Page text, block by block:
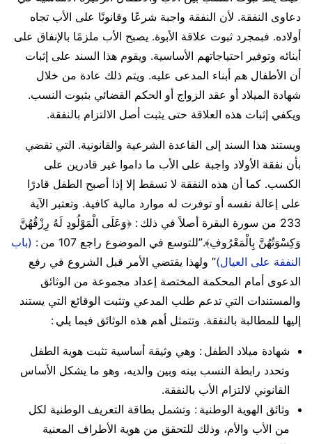
دعاوى النفقة. لأن النفقة واجبة شرعًا وقانونًا على الأب تجاه
أولاده. فبمجرد ثبوت علاقة الأبوة. يصبح الأب ملزمًا بالإنفاق على
أبنائه وتوفير احتياجاتهم الأساسية. ويقوم هذا السند على إثبات
أن الأطفال هم أبناء المدعى عليه. ويتم ذلك عادة من خلال
شهادة الميلاد أو عقد الزواج أو الحكم القضائي بثبوت النسب.
ويكفي إثبات هذه العلاقة حتى يثبت أصل الالتزام بالنفقة.
ويستند هذا السند إلى القاعدة الشرعية والقانونية. التي تقضي
بأن نفقة الأولاد واجبة على الأب ما داموا غير قادرين على
الكسب. كما أن هذه النفقة لا تسقط إلا إذا أصبح الطفل قادرًا
على إعالة نفسه أو توفرت له موارد مالية كافية. وتعتبر الآية
233 من سورة البقرة أصلاً في ذلك : ﴿وَعَلَى الْمَوْلُودِ لَهُ رِزْقُهُنَّ
وَكِسْوَتُهُنَّ بِالْمَعْرُوفِ﴾.”للتوسع في الموضوع راجع 107 من :
(باب
النفقة على العيال)” ولهذا يقتضي الأمر قبل الشروع في رفع
الدعوى أمام المحكمة المختصة إعداد مجموعة من الوثائق
والمستندات التي تدعم طلب المدعي وتثبت الوقائع التي يستند
إليها للمطالبة بالنفقة. وتتمثل أهم هذه الوثائق فيما يلي :
شهادة ميلاد الطفل : وهي وثيقة أساسية تثبت هوية الطفل
وتحدد رابطة النسب بينه وبين والديه، وهو ما يشكل الأساس
القانوني لالتزام الأب بالنفقة.
وثائق الهوية الوطنية : وتشمل بطاقة التعريف الوطنية لكل
من الأب والأم، وذلك للتحقق من هوية الأطراف المعنية